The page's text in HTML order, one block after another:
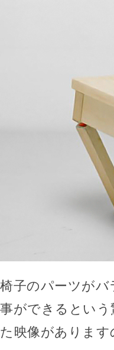
椅子のパーツが
事ができるとい
た映像がありま